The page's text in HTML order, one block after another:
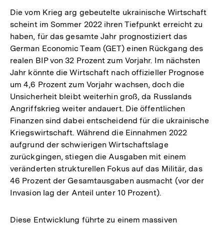
Die vom Krieg arg gebeutelte ukrainische Wirtschaft
scheint im Sommer 2022 ihren Tiefpunkt erreicht zu
haben, für das gesamte Jahr prognostiziert das
German Economic Team (GET) einen Rückgang des
realen BIP von 32 Prozent zum Vorjahr. Im nächsten
Jahr könnte die Wirtschaft nach offizieller Prognose
um 4,6 Prozent zum Vorjahr wachsen, doch die
Unsicherheit bleibt weiterhin groß, da Russlands
Angriffskrieg weiter andauert. Die öffentlichen
Finanzen sind dabei entscheidend für die ukrainische
Kriegswirtschaft. Während die Einnahmen 2022
aufgrund der schwierigen Wirtschaftslage
zurückgingen, stiegen die Ausgaben mit einem
veränderten strukturellen Fokus auf das Militär, das
46 Prozent der Gesamtausgaben ausmacht (vor der
Invasion lag der Anteil unter 10 Prozent).
Diese Entwicklung führte zu einem massiven